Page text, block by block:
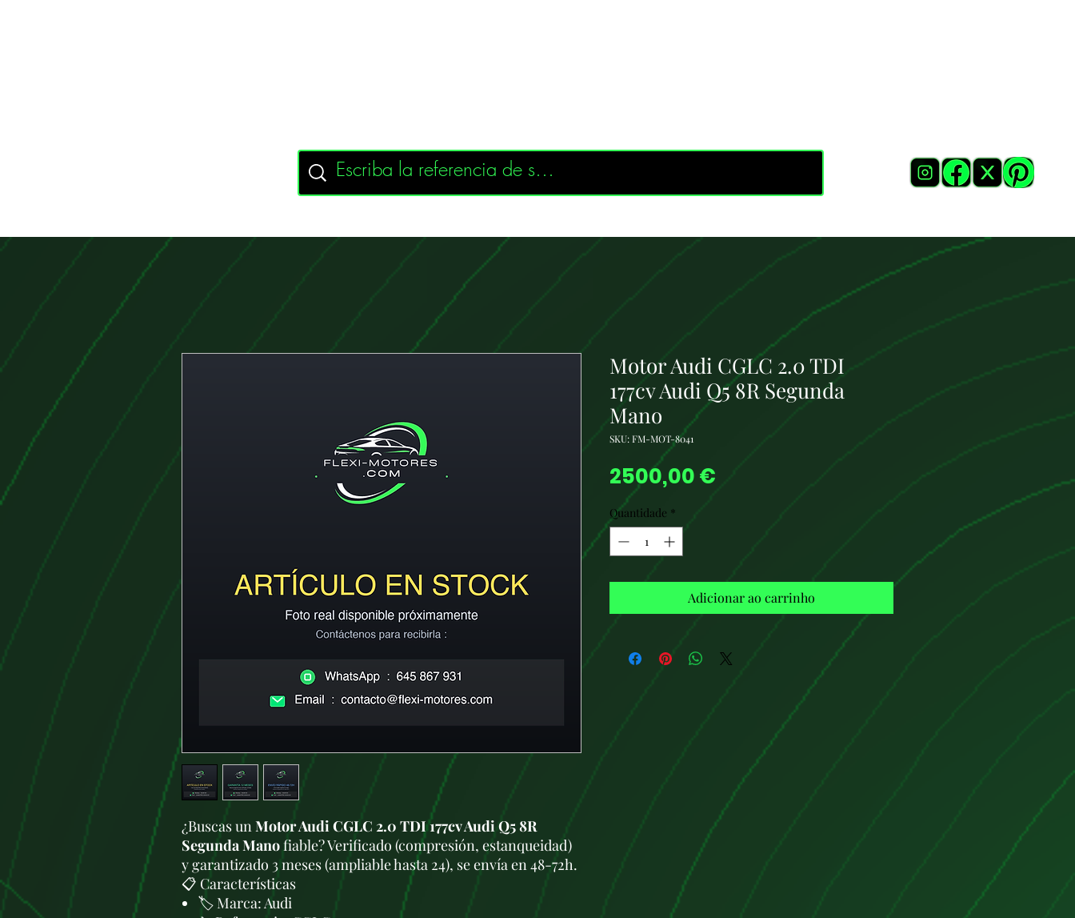
¿Buscas unMotor Audi CGLC 2.0 TDI 177cv Audi Q5 8R
Segunda Manofiable? Verificado (compresión, estanqueidad)
y garantizado 3 meses (ampliable hasta 24), se envía en 48-72h.
📋 Características
🏷️ Marca: Audi
Motor Audi CGLC 2.0 TDI
177cv Audi Q5 8R Segunda
Mano
SKU: FM-MOT-8041
2500,00 €
Quantidade *
Adicionar ao carrinho